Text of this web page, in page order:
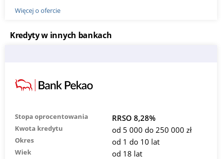
Więcej o ofercie
Kredyty w innych bankach
Stopa oprocentowania RRSO 8,28%
Kwota kredytu od 5 000 do 250 000 zł
Okres od 1 do 10 lat
Wiek od 18 lat